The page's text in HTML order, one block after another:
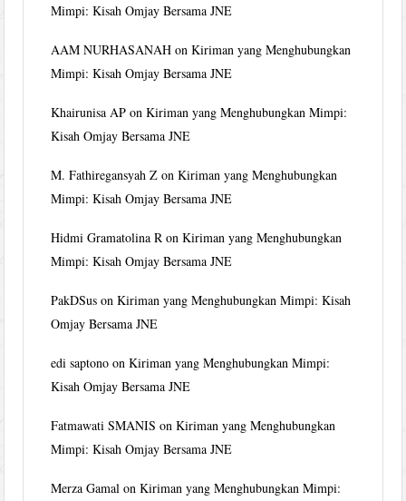
Mimpi: Kisah Omjay Bersama JNE
AAM NURHASANAH onKiriman yang Menghubungkan
Mimpi: Kisah Omjay Bersama JNE
Khairunisa AP onKiriman yang Menghubungkan Mimpi:
Kisah Omjay Bersama JNE
M. Fathiregansyah Z onKiriman yang Menghubungkan
Mimpi: Kisah Omjay Bersama JNE
Hidmi Gramatolina R onKiriman yang Menghubungkan
Mimpi: Kisah Omjay Bersama JNE
PakDSus onKiriman yang Menghubungkan Mimpi: Kisah
Omjay Bersama JNE
edi saptono onKiriman yang Menghubungkan Mimpi:
Kisah Omjay Bersama JNE
Fatmawati SMANIS onKiriman yang Menghubungkan
Mimpi: Kisah Omjay Bersama JNE
Merza Gamal onKiriman yang Menghubungkan Mimpi: